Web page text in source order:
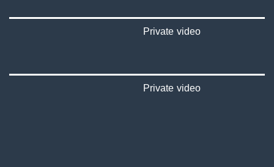
Private video
Private video